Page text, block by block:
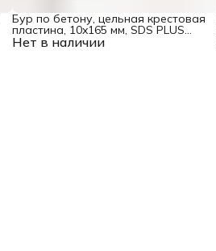
Нет в наличии
Бур по бетону, цельная крестовая
пластина, 10x165 мм, SDS PLUS
Denzel